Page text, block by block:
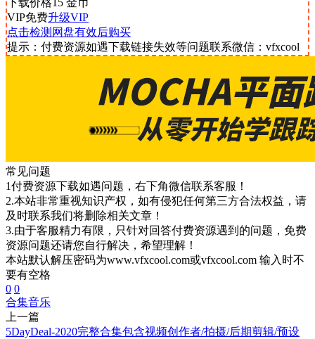
下载价格15 金币
VIP免费升级VIP
点击检测网盘有效后购买
提示：付费资源如遇下载链接失效等问题联系微信：vfxcool
常见问题
1付费资源下载如遇问题，右下角微信联系客服！
2.本站非常重视知识产权，如有侵犯任何第三方合法权益，请
及时联系我们将删除相关文章！
3.由于客服精力有限，只针对回答付费资源遇到的问题，免费
资源问题还请您自行解决，希望理解！
本站默认解压密码为www.vfxcool.com或vfxcool.com 输入时不
要有空格
0 0
合集音乐
上一篇
5DayDeal-2020完整合集包含视频创作者/拍摄/后期剪辑/预设